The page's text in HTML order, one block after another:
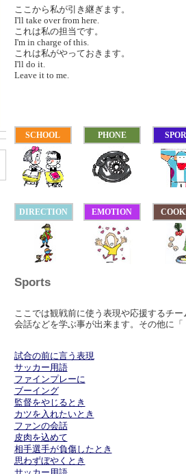
ここから私が引き継ぎます。
I'll take over from here.
これは私の担当です。
I'm in charge of this.
これは私がやっておきます。
I'll do it.
Leave it to me.
SCHOOL PHONE
DIRECTION EMOTION
Sports
ここでは観戦前に使う表現や応援するチ
会話などを学ぶ事が出来ます。その他に
試合の前に言う表現
サッカー用語
ファインプレーに
ブーイング
監督をやじるとき
カツを入れたいとき
ファンの会話
皮肉を込めて
相手選手が負傷したとき
思わずぼやくとき